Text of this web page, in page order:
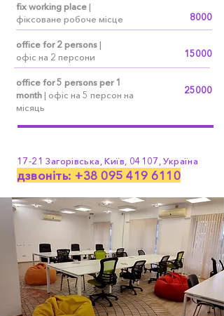
fix working place|
фіксоване робоче місце
office for 2 persons|
офіс на 2 персони
office for 5 persons per 1
month| офіс на 5 персон на
місяць
8000
15000
25000
17-21 Загорівська,Київ, 04107, Україна
дзвоніть: +38 095 419 6110